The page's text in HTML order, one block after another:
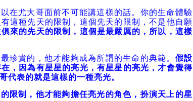
在尤大哥面前不可能講這樣的話。你的生命體驗
這種先天的限制，這個先天的限制，不是他自願
來的先天的限制，這個是最嚴厲的，所以，這樣
珍貴的，他才能夠成為所謂的生命的典範。 假設
，因為有星星的亮光，有星星的亮光，才會覺得
代表的就是這樣的一種亮光。
限制，他才能夠擔任亮光的角色，扮演天上的星